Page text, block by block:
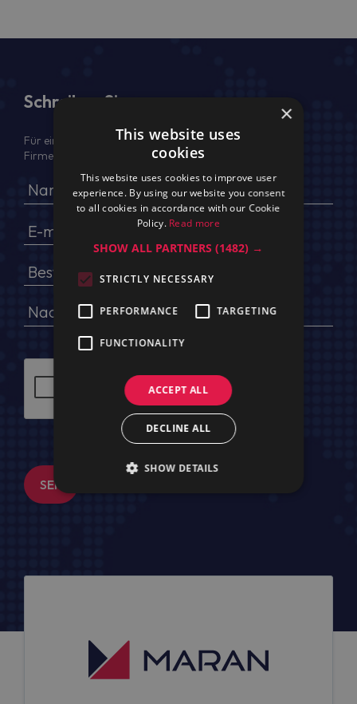
Schreiben Sie uns
Für ein Angebot geben Sie bitte Ihren voller Namen,
Firmendaten, USt.-IdNr. und Lieferadresse an
SENDEN
×
This website uses
cookies
This website uses cookies to improve user
experience. By using our website you consent
to all cookies in accordance with our Cookie
Policy. Read more
SHOW ALL PARTNERS(1482) →
STRICTLY NECESSARY
PERFORMANCE TARGETING
FUNCTIONALITY
ACCEPT ALL
DECLINE ALL
SHOW DETAILS